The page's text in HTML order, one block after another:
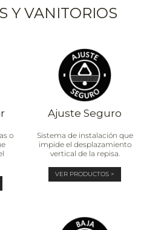
Y VANITORIOS
o
Ajuste Seguro
Sistema de instalación que
impide el desplazamiento
vertical de la repisa.
VER PRODUCTOS >